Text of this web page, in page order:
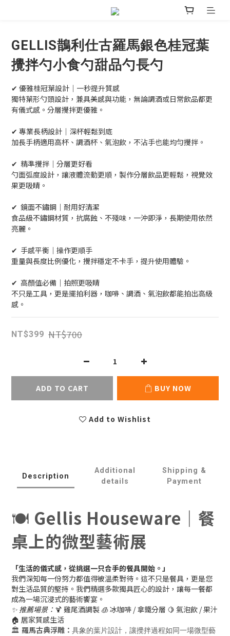
GELLIS鵲利仕古羅馬銀色桂冠葉
攪拌勺小食勺甜品勺長勺
✔ 優雅桂冠葉設計｜一秒提升質感
獨特葉形勺頭設計，兼具美感與功能，無論調酒或日常飲品都更
有儀式感。分層攪拌更優雅。
✔ 專業長柄設計｜深杯輕鬆到底
加長手柄適用高杯、調酒杯、氣泡飲，不沾手也能均勻攪拌。
✔  精準攪拌｜分層更好看
勺面弧度設計，讓液體流動更順，製作分層飲品更輕鬆，視覺效
果更吸睛。
✔  鏡面不鏽鋼｜耐用好清潔
食品級不鏽鋼材質，抗腐蝕、不殘味，一沖即淨，長期使用依然
亮麗。
✔  手感平衡｜操作更順手
重量與長度比例優化，攪拌穩定不卡手，提升使用體驗。
✔  高顏值必備｜拍照更吸睛
不只是工具，更是擺拍利器，咖啡、調酒、氣泡飲都能拍出高級
感。
NT$399 NT$700
ADD TO CART BUY NOW
Add to Wishlist
Description
Additional
details
Shipping &
Payment
🍽️ Gellis Houseware｜餐
桌上的微型藝術展
「生活的儀式感，從挑選一只合手的餐具開始。」
我們深知每一份努力都值得被溫柔對待。這不只是餐具，更是您
對生活品質的堅持。我們精選多款獨具匠心的設計，讓每一餐都
成為一場沉浸式的藝術饗宴。
✨ 推薦場景： 🍹 雞尾酒調製 🧊 冰咖啡 / 拿鐵分層 🍋 氣泡飲 / 果汁
🏠 居家質感生活
🏛️ 羅馬古典浮雕： 具象的葉片設計，讓攪拌過程如同一場微型藝